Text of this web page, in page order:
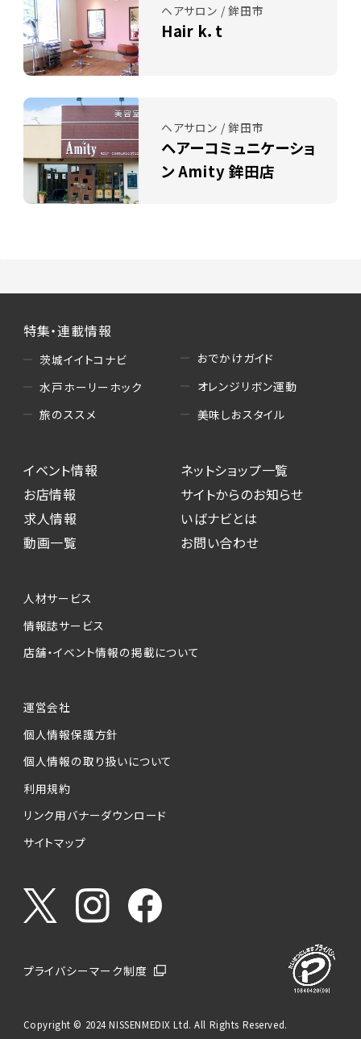
ヘアサロン / 鉾田市
Hair k．t
ヘアサロン / 鉾田市
ヘアーコミュニケーショ
ン Amity 鉾田店
特集・連載情報
茨城イイトコナビ
水戸ホーリーホック
旅のススメ
おでかけガイド
オレンジリボン運動
美味しおスタイル
イベント情報
お店情報
求人情報
動画一覧
ネットショップ一覧
サイトからのお知らせ
いばナビとは
お問い合わせ
人材サービス
情報誌サービス
店舗・イベント情報の掲載について
運営会社
個人情報保護方針
個人情報の取り扱いについて
利用規約
リンク用バナーダウンロード
サイトマップ
プライバシーマーク制度
Copyright © 2024 NISSENMEDIX Ltd. All Rights Reserved.